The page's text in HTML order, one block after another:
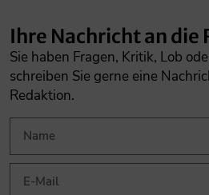
Ihre Nachricht an die
Sie haben Fragen, Kritik, Lob
schreiben Sie gerne eine
Redaktion.